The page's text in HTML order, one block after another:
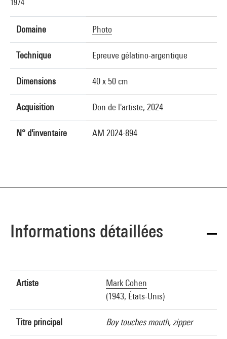
1974
Domaine Photo
Technique Epreuve gélatino-argentique
Dimensions 40 x 50 cm
Acquisition Don de l'artiste, 2024
N° d'inventaire AM 2024-894
Informations détaillées
Artiste
Mark Cohen
(1943, États-Unis)
Titre principal Boy touches mouth, zipper